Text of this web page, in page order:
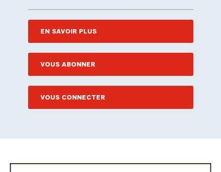
EN SAVOIR PLUS
VOUS ABONNER
VOUS CONNECTER